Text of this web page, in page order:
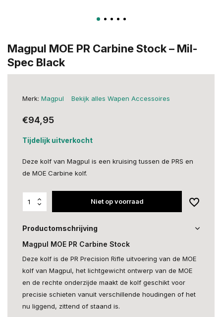
Magpul MOE PR Carbine Stock – Mil-
Spec Black
Merk: Magpul Bekijk alles Wapen Accessoires
€94,95
Tijdelijk uitverkocht
Deze kolf van Magpul is een kruising tussen de PRS en
de MOE Carbine kolf.
Niet op voorraad
Productomschrijving
Magpul MOE PR Carbine Stock
Deze kolf is de PR Precision Rifle uitvoering van de MOE
kolf van Magpul, het lichtgewicht ontwerp van de MOE
en de rechte onderzijde maakt de kolf geschikt voor
precisie schieten vanuit verschillende houdingen of het
nu liggend, zittend of staand is.